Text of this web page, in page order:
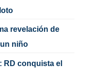
revelación de
niño
conquista el